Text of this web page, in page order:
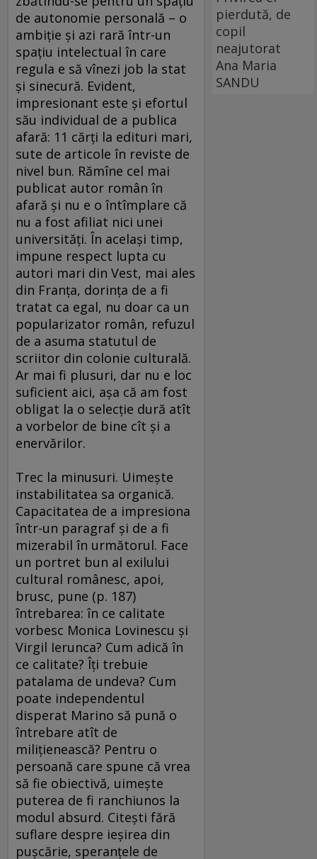
de autonomie personală – o
ambiţie şi azi rară într-un
spaţiu intelectual în care
regula e să vînezi job la stat
şi sinecură. Evident,
impresionant este şi efortul
său individual de a publica
afară: 11 cărţi la edituri mari,
sute de articole în reviste de
nivel bun. Rămîne cel mai
publicat autor român în
afară şi nu e o întîmplare că
nu a fost afiliat nici unei
universităţi. În acelaşi timp,
impune respect lupta cu
autori mari din Vest, mai ales
din Franţa, dorinţa de a fi
tratat ca egal, nu doar ca un
popularizator român, refuzul
de a asuma statutul de
scriitor din colonie culturală.
Ar mai fi plusuri, dar nu e loc
suficient aici, aşa că am fost
obligat la o selecţie dură atît
a vorbelor de bine cît şi a
enervărilor.
Trec la minusuri. Uimeşte
instabilitatea sa organică.
Capacitatea de a impresiona
într-un paragraf şi de a fi
mizerabil în următorul. Face
un portret bun al exilului
cultural românesc, apoi,
brusc, pune (p. 187)
întrebarea: în ce calitate
vorbesc Monica Lovinescu şi
Virgil Ierunca? Cum adică în
ce calitate? Îţi trebuie
patalama de undeva? Cum
poate independentul
disperat Marino să pună o
întrebare atît de
miliţienească? Pentru o
persoană care spune că vrea
să fie obiectivă, uimeşte
puterea de fi ranchiunos la
modul absurd. Citeşti fără
suflare despre ieşirea din
puşcărie, speranţele de
pierdută, de
copil
neajutorat
Ana Maria
SANDU